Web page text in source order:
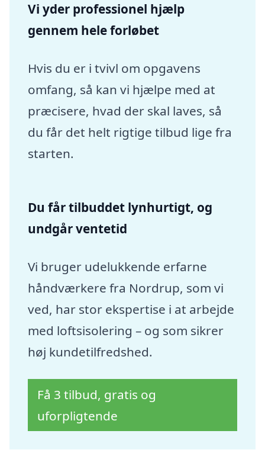
Vi yder professionel hjælp
gennem hele forløbet
Hvis du er i tvivl om opgavens
omfang, så kan vi hjælpe med at
præcisere, hvad der skal laves, så
du får det helt rigtige tilbud lige fra
starten.
Du får tilbuddet lynhurtigt, og
undgår ventetid
Vi bruger udelukkende erfarne
håndværkere fra Nordrup, som vi
ved, har stor ekspertise i at arbejde
med loftsisolering – og som sikrer
høj kundetilfredshed.
Få 3 tilbud, gratis og
uforpligtende